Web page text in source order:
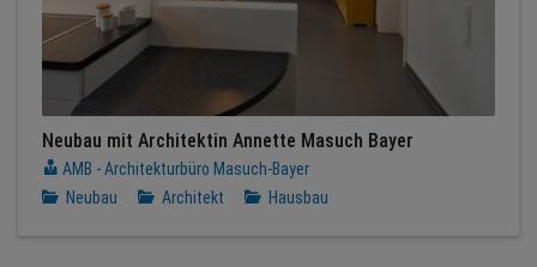
Neubau mit Architektin Annette Masuch Bayer
AMB - Architekturbüro Masuch-Bayer
Neubau
Architekt Hausbau